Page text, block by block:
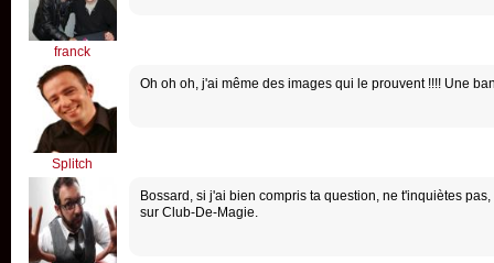
franck
Splitch
Oh oh oh, j'ai même des images qui le prouvent !!!! Une
Bossard, si j'ai bien compris ta question, ne t'inquiètes
sur Club-De-Magie.